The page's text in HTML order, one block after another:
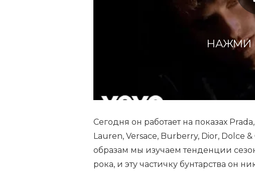
НАЖМИ
Сегодня он работает на показах
Lauren, Versace, Burberry, Dior, Dolce
образам мы изучаем тенденции
рока, и эту частичку бунтарства он